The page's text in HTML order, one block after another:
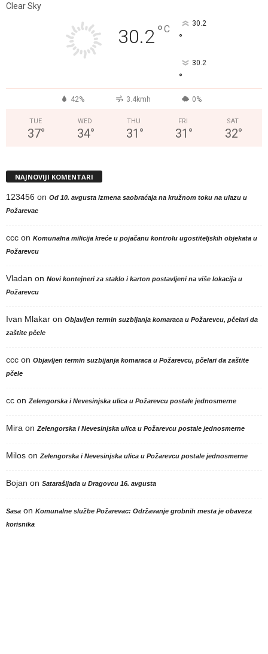
Clear Sky
30.2°C 30.2
°
30.2
°
42% 3.4kmh 0%
TUE
37°
WED
34°
THU
31 °
FRI
31 °
SAT
32°
NAJNOVIJI KOMENTARI
123456 on Od 10. avgusta izmena saobraćaja na kružnom toku na ulazu u
Požarevac
ccc on Komunalna milicija kreće u pojačanu kontrolu ugostiteljskih objekata u
Požarevcu
Vladan on Novi kontejneri za staklo i karton postavljeni na više lokacija u
Požarevcu
Ivan Mlakar on Objavljen termin suzbijanja komaraca u Požarevcu, pčelari da
zaštite pčele
ccc on Objavljen termin suzbijanja komaraca u Požarevcu, pčelari da zaštite
pčele
cc on Zelengorska i Nevesinjska ulica u Požarevcu postale jednosmerne
Mira on Zelengorska i Nevesinjska ulica u Požarevcu postale jednosmerne
Milos on Zelengorska i Nevesinjska ulica u Požarevcu postale jednosmerne
Bojan on Satarašijada u Dragovcu 16. avgusta
Sasa on Komunalne službe Požarevac: Održavanje grobnih mesta je obaveza
korisnika